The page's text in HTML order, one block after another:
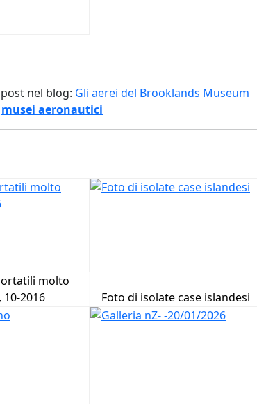
nel blog: Gli aerei del Brooklands Museum
musei aeronautici
molto
2016
Foto di isolate case islandesi